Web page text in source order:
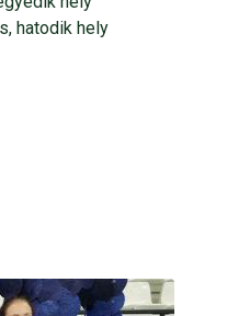
hatodik hely